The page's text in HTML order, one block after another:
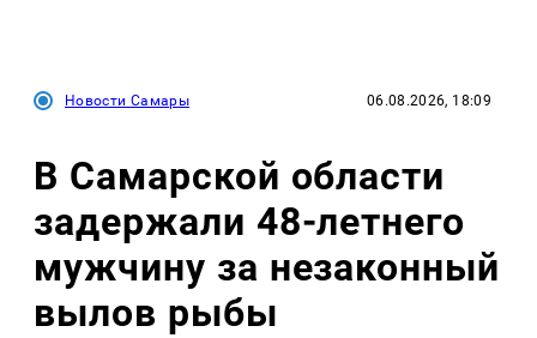
Новости Самары 06.08.2026, 18:09
В Самарской области
задержали 48-летнего
мужчину за незаконный
вылов рыбы